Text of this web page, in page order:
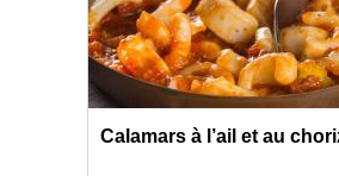
Calamars à l’ail et au